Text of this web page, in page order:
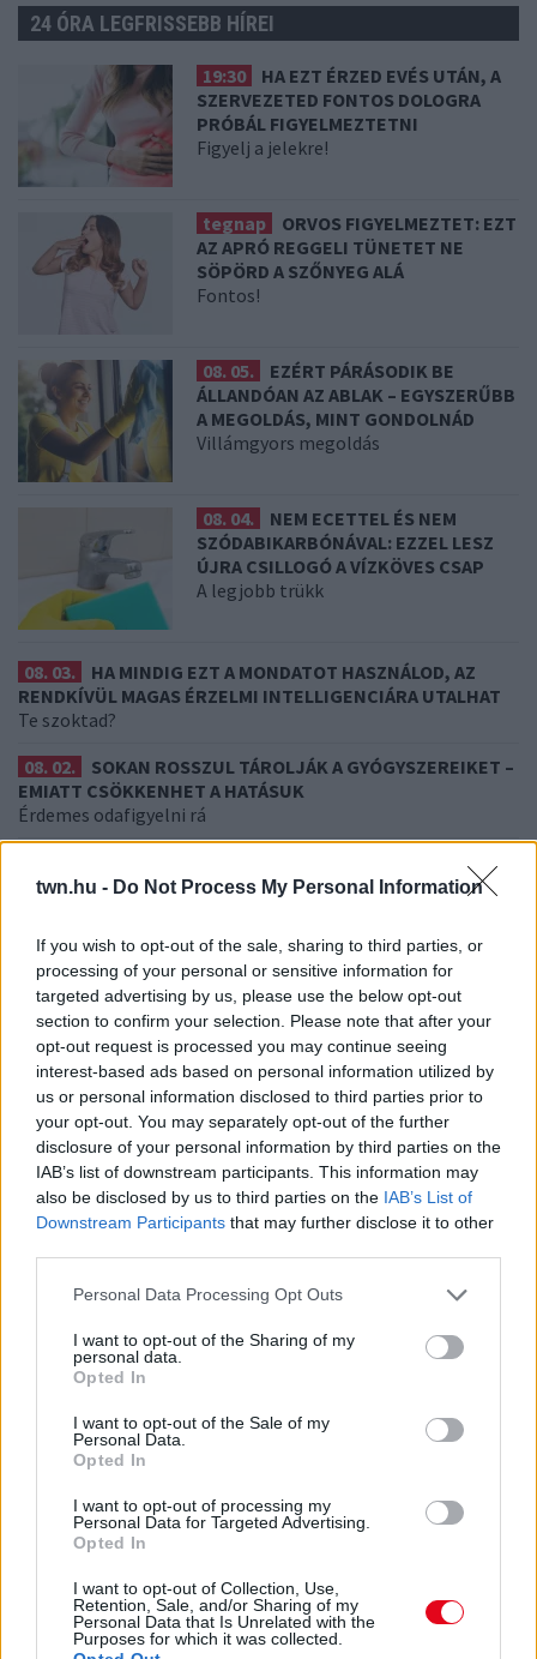
twn.hu - Do Not Process My Personal Information
If you wish to opt-out of the sale, sharing to third parties, or
processing of your personal or sensitive information for
targeted advertising by us, please use the below opt-out
section to confirm your selection. Please note that after your
opt-out request is processed you may continue seeing
interest-based ads based on personal information utilized by
us or personal information disclosed to third parties prior to
your opt-out. You may separately opt-out of the further
disclosure of your personal information by third parties on the
IAB’s list of downstream participants. This information may
also be disclosed by us to third parties on the IAB’s List of
Downstream Participants that may further disclose it to other
Please note that this website/app uses one or more Google
not limited to your visit or usage behaviour. You may click to
grant or deny consent to Google and its third-party tags to
use your data for below specified purposes in below Google
consent section.
Personal Data Processing Opt Outs
I want to opt-out of the Sharing of my
personal data.
Opted In
I want to opt-out of the Sale of my
Personal Data.
Opted In
I want to opt-out of processing my
Personal Data for Targeted Advertising.
Opted In
I want to opt-out of Collection, Use,
Retention, Sale, and/or Sharing of my
Personal Data that Is Unrelated with the
Purposes for which it was collected.
24 ÓRA LEGFRISSEBB HÍREI
19:30
HA EZT ÉRZED EVÉS UTÁN, A
SZERVEZETED FONTOS DOLOGRA
PRÓBÁL FIGYELMEZTETNI
Figyelj a jelekre!
tegnap
ORVOS FIGYELMEZTET: EZT
AZ APRÓ REGGELI TÜNETET NE
SÖPÖRD A SZŐNYEG ALÁ
Fontos!
08. 05.
EZÉRT PÁRÁSODIK BE
ÁLLANDÓAN AZ ABLAK – EGYSZERŰBB
A MEGOLDÁS, MINT GONDOLNÁD
Villámgyors megoldás
08. 04.
NEM ECETTEL ÉS NEM
SZÓDABIKARBÓNÁVAL: EZZEL LESZ
ÚJRA CSILLOGÓ A VÍZKÖVES CSAP
A legjobb trükk
08. 03.
HA MINDIG EZT A MONDATOT HASZNÁLOD, AZ
RENDKÍVÜL MAGAS ÉRZELMI INTELLIGENCIÁRA UTALHAT
Te szoktad?
08. 02.
SOKAN ROSSZUL TÁROLJÁK A GYÓGYSZEREIKET –
EMIATT CSÖKKENHET A HATÁSUK
Érdemes odafigyelni rá
VITAMINHIÁNY – ILYEN JELEKRE FIGYELJ
07. 31.
NEM A CITROMSAV, AZ ECET VAGY A
SZÓDABIKARBÓNA A LEGERŐSEBB: EZT HASZNÁLJÁK A
SZÁLLODÁKBAN A VÍZKŐ ELLEN
Ez a szer tényleg eltünteti a vízkövet
24 ÓRA TOVÁBBI HÍREI
24 óra
Ha ezt érzed evés után, a szervezeted fontos dologra
próbál figyelmeztetni